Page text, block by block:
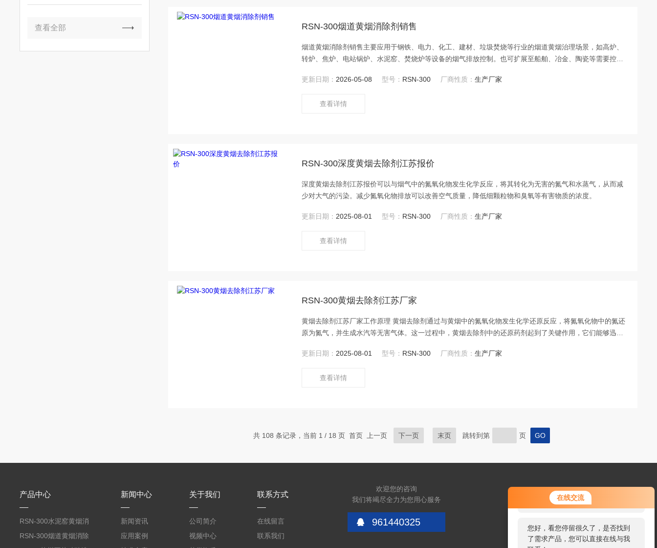
在线交流
您好！欢迎前来咨询，很高兴为您
服务，请问您要咨询什么问题呢？
您好，看您停留很久了，是否找到
了需求产品，您可以直接在线与我
查看全部 RSN-300烟道黄烟消除剂销售
烟道黄烟消除剂销售主要应用于钢铁、电力、化工、建材、垃圾焚烧等行业的烟道黄烟治理场景，如高炉、
转炉、焦炉、电站锅炉、水泥窑、焚烧炉等设备的烟气排放控制。也可扩展至船舶、冶金、陶瓷等需要控制
更新日期： 2026-05-08 型号： RSN-300 厂商性质：生产厂家
查看详情
RSN-300深度黄烟去除剂江苏报价
深度黄烟去除剂江苏报价可以与烟气中的氮氧化物发生化学反应，将其转化为无害的氮气和水蒸气，从而减
少对大气的污染。减少氮氧化物排放可以改善空气质量，降低细颗粒物和臭氧等有害物质的浓度。
更新日期： 2025-08-01 型号： RSN-300 厂商性质：生产厂家
查看详情
RSN-300黄烟去除剂江苏厂家
黄烟去除剂江苏厂家工作原理 黄烟去除剂通过与黄烟中的氮氧化物发生化学还原反应，将氮氧化物中的氮还
原为氮气，并生成水汽等无害气体。这一过程中，黄烟去除剂中的还原药剂起到了关键作用，它们能够迅速
更新日期： 2025-08-01 型号： RSN-300 厂商性质：生产厂家
查看详情
共 108 条记录，当前 1 / 18 页 首页 上一页 下一页 末页 跳转到第 页
产品中心
RSN-300水泥窑黄烟消
除剂
RSN-300烟道黄烟消除
新闻中心
新闻资讯
应用案例
关于我们
公司简介
视频中心
联系方式
在线留言
联系我们
欢迎您的咨询
我们将竭尽全力为您用心服务
961440325
扫码加微信